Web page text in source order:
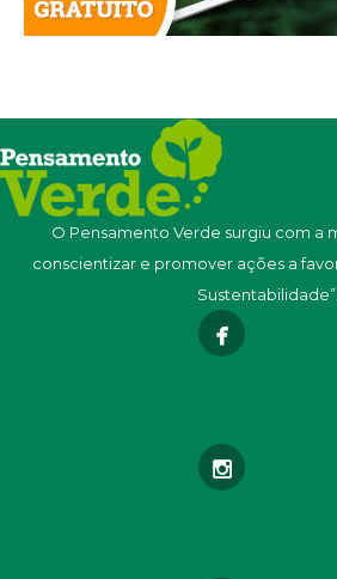
O Pensamento Verde surgiu com a
conscientizar e promover ações a
Sustentabilidade”.